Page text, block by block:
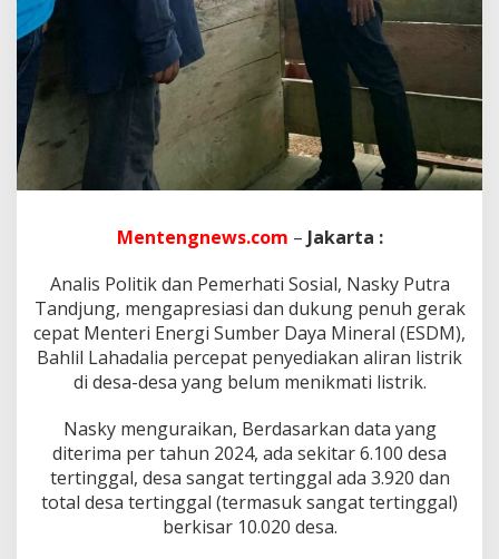
M
T
r
a
n
o
r
s
D
e
s
a
W
u
u
k
a
n
S
Mentengnews.com – Jakarta :
Analis Politik dan Pemerhati Sosial, Nasky Putra
Tandjung, mengapresiasi dan dukung penuh gerak
cepat Menteri Energi Sumber Daya Mineral (ESDM),
Bahlil Lahadalia percepat penyediakan aliran listrik
di desa-desa yang belum menikmati listrik.
Nasky menguraikan, Berdasarkan data yang
diterima per tahun 2024, ada sekitar 6.100 desa
tertinggal, desa sangat tertinggal ada 3.920 dan
total desa tertinggal (termasuk sangat tertinggal)
berkisar 10.020 desa.